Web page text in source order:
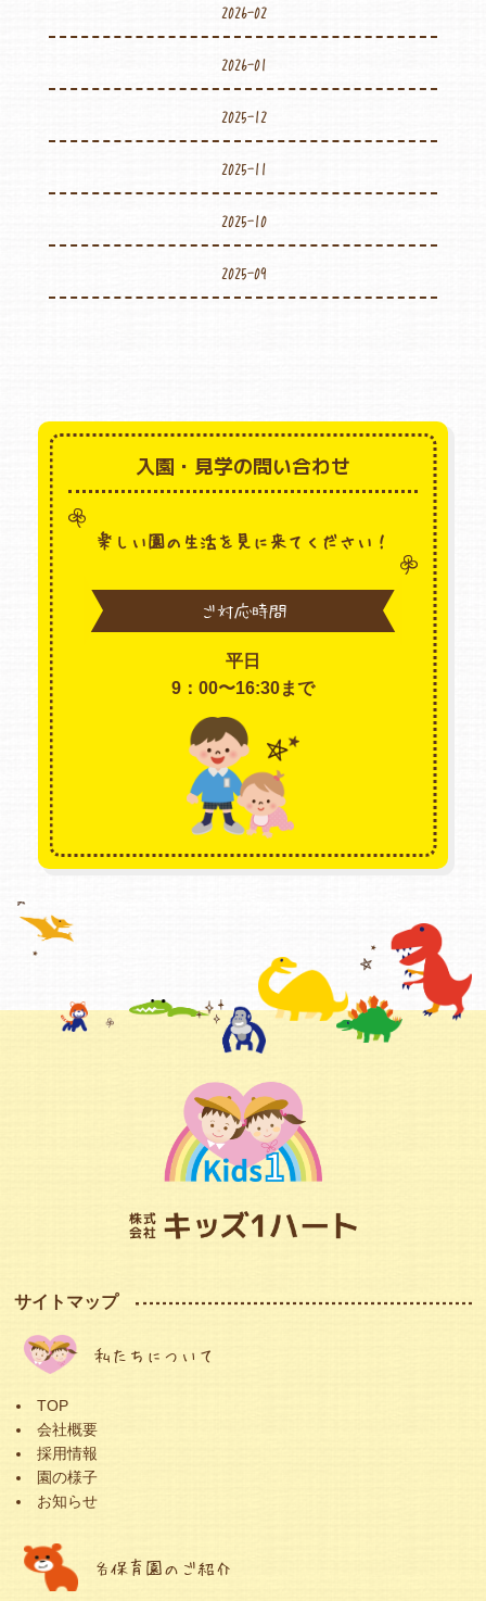
2026-02
2026-01
2025-12
2025-11
2025-10
2025-09
入園・見学の問い合わせ
楽しい園の生活を見に来てください！
ご対応時間
平日
9：00〜16:30まで
サイトマップ
私たちについて
TOP
会社概要
採用情報
園の様子
お知らせ
各保育園のご紹介